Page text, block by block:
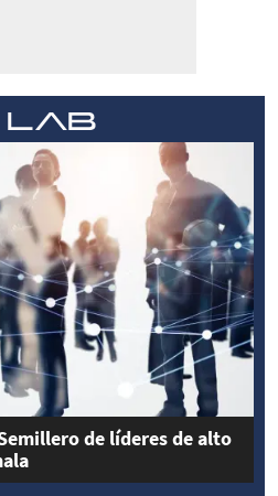
de líderes de alto